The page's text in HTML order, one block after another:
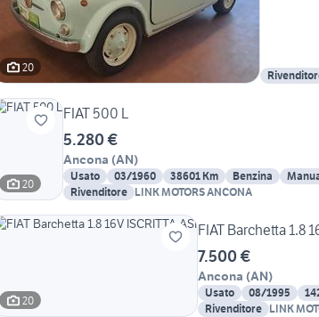
20
20
FIAT 500 L
5.280 €
Ancona (AN)
Usato 03/1960 38601 Km Benzina
Rivenditore LINK MOTORS ANCONA
20
FIAT Barchetta 1.8
7.500 €
Ancona (AN)
Usato 08/1995
Rivenditore LINK